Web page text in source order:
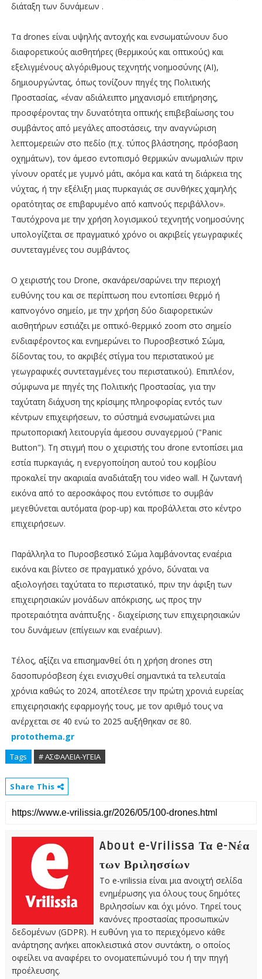
διάταξη των δυνάμεων .
Τα drones είναι υψηλής αντοχής και ενσωματώνουν δυο
διαφορετικούς αισθητήρες (θερμικούς και οπτικούς) και
εξελιγμένους αλγόριθμους τεχνητής νοημοσύνης (AI),
δημιουργώντας, όπως τονίζουν πηγές της Πολιτικής
Προστασίας, «έναν αδιάλειπτο μηχανισμό επιτήρησης,
προσφέροντας την δυνατότητα οπτικής επιβεβαίωσης του
συμβάντος από μεγάλες αποστάσεις, την αναγνώριση
λεπτομερειών στο πεδίο (π.χ. τύπος βλάστησης, πρόσβαση
οχημάτων), τον άμεσο εντοπισμό θερμικών ανωμαλιών πριν
γίνουν ορατές με γυμνό μάτι, ακόμα και κατά τη διάρκεια της
νύχτας, ή την εξέλιξη μιας πυρκαγιάς σε συνθήκες χαμηλής
ορατότητας σε επιβαρυμένο από καπνούς περιβάλλον».
Ταυτόχρονα με την χρήση λογισμικού τεχνητής νοημοσύνης
υπολογίζεται σε πραγματικό χρόνο οι ακριβείς γεωγραφικές
συντεταγμένες του συμβάντος.
Ο χειριστής του Drone, σκανάρει/σαρώνει την περιοχή
ευθύνης του και σε περίπτωση που εντοπίσει θερμό ή
καπνογόνο σημείο, με την χρήση δύο διαφορετικών
αισθητήρων εστιάζει με οπτικό-θερμικό zoom στο σημείο
ενδιαφέροντος και ενημερώνει το Πυροσβεστικό Σώμα,
δίδοντας του, το ακριβές στίγμα του περιστατικού με
γεωγραφικές συντεταγμένες του περιστατικού). Επιπλέον,
σύμφωνα με πηγές της Πολιτικής Προστασίας, για την
ταχύτατη διάχυση της κρίσιμης πληροφορίας εντός των
κέντρων επιχειρήσεων, το σύστημά ενσωματώνει μια
πρωτοποριακή λειτουργία άμεσου συναγερμού ("Panic
Button"). Τη στιγμή που ο χειριστής του drone εντοπίσει μια
εστία πυρκαγιάς, η ενεργοποίηση αυτού του κομβίου
προκαλεί την ακαριαία αναδιάταξη του video wall. Η ζωντανή
εικόνα από το αεροσκάφος που εντόπισε το συμβάν
μεγεθύνεται αυτόματα (pop-up) και προβάλλεται στο κέντρο
επιχειρήσεων.
Παράλληλα το Πυροσβεστικό Σώμα λαμβάνοντας εναέρια
εικόνα και βίντεο σε πραγματικό χρόνο, δύναται να
αξιολογήσει ταχύτατα το περιστατικό, πριν την άφιξη των
επιχειρησιακών μονάδων απόκρισης, ως προς την
προτεραιότητα ανάπτυξης - διαχείρισης των επιχειρησιακών
του δυνάμεων (επίγειων και εναέριων).
Τέλος, αξίζει να επισημανθεί ότι η χρήση drones στη
δασοπυρόσβεση έχει ενισχυθεί σημαντικά τα τελευταία
χρόνια καθώς το 2024, αποτέλεσε την πρώτη χρονιά ευρείας
επιχειρησιακής εφαρμογής τους, με τον αριθμό τους να
ανέρχεται σε 40 ενώ το 2025 αυξήθηκαν σε 80.
protothema.gr
Tags # ΑΣΦΑΛΕΙΑ-ΥΓΕΙΑ
Share This
About e-Vrilissa Τα e-Νέα
των Βριλησσίων
Το e-vrilissia είναι μια ανοιχτή σελίδα
ενημέρωσης για όλους τους δημότες
Βριλησσίων και όχι μόνο. Τηρεί τους
κανόνες προστασίας προσωπικών
δεδομένων (GDPR). Η ευθύνη για το περιεχόμενο κάθε
ανάρτησης ανήκει αποκλειστικά στον συντάκτη, ο οποίος
οφείλει να αναφέρει το ονοματεπώνυμό του ή την πηγή
προέλευσης.